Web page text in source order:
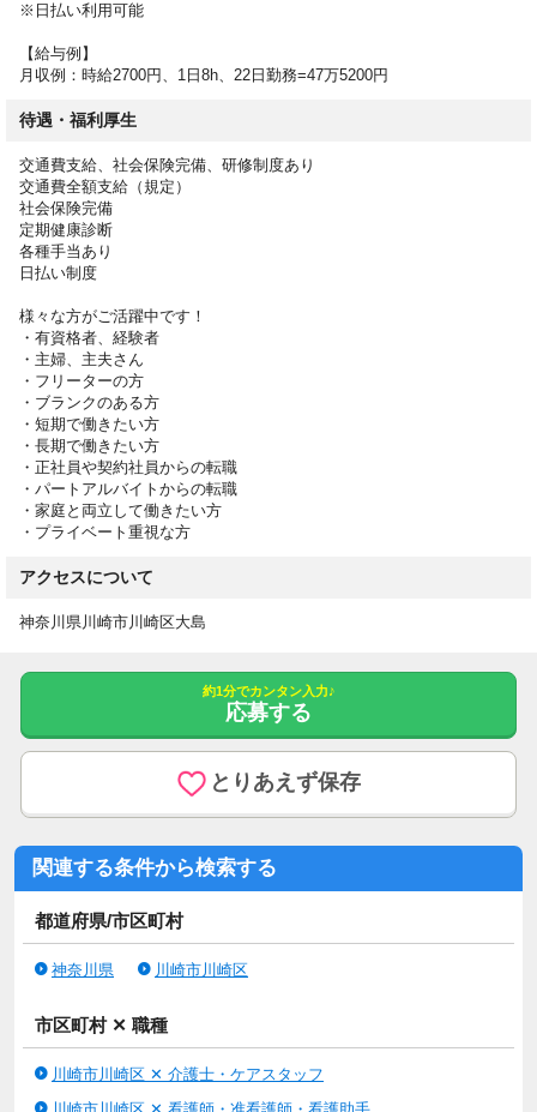
※日払い利用可能
【給与例】
月収例：時給2700円、1日8h、22日勤務=47万5200円
待遇・福利厚生
交通費支給、社会保険完備、研修制度あり
交通費全額支給（規定）
社会保険完備
定期健康診断
各種手当あり
日払い制度
様々な方がご活躍中です！
・有資格者、経験者
・主婦、主夫さん
・フリーターの方
・ブランクのある方
・短期で働きたい方
・長期で働きたい方
・正社員や契約社員からの転職
・パートアルバイトからの転職
・家庭と両立して働きたい方
・プライベート重視な方
アクセスについて
神奈川県川崎市川崎区大島
約1分でカンタン入力♪
応募する
とりあえず保存
関連する条件から検索する
都道府県/市区町村
神奈川県 川崎市川崎区
市区町村 ✕ 職種
川崎市川崎区 ✕ 介護士・ケアスタッフ